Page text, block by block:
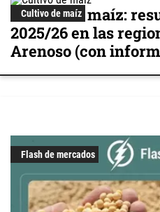
Cultivo de maíz
Cultivo de maíz:
2025/26 en las
Arenoso (con
Flash de mercados